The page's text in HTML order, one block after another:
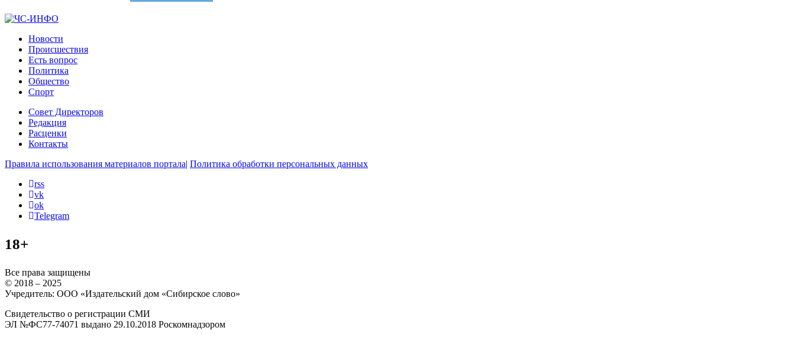
Новости
Происшествия
Есть вопрос
Политика
Общество
Спорт
Совет Директоров
Редакция
Расценки
Контакты
Правила использования материалов портала| Политика обработки персональных данных
rss
vk
ok
Telegram
18+
Все права защищены
© 2018 – 2025
Учредитель: ООО «Издательский дом «Сибирское слово»
Свидетельство о регистрации СМИ
ЭЛ №ФС77-74071 выдано 29.10.2018 Роскомнадзором